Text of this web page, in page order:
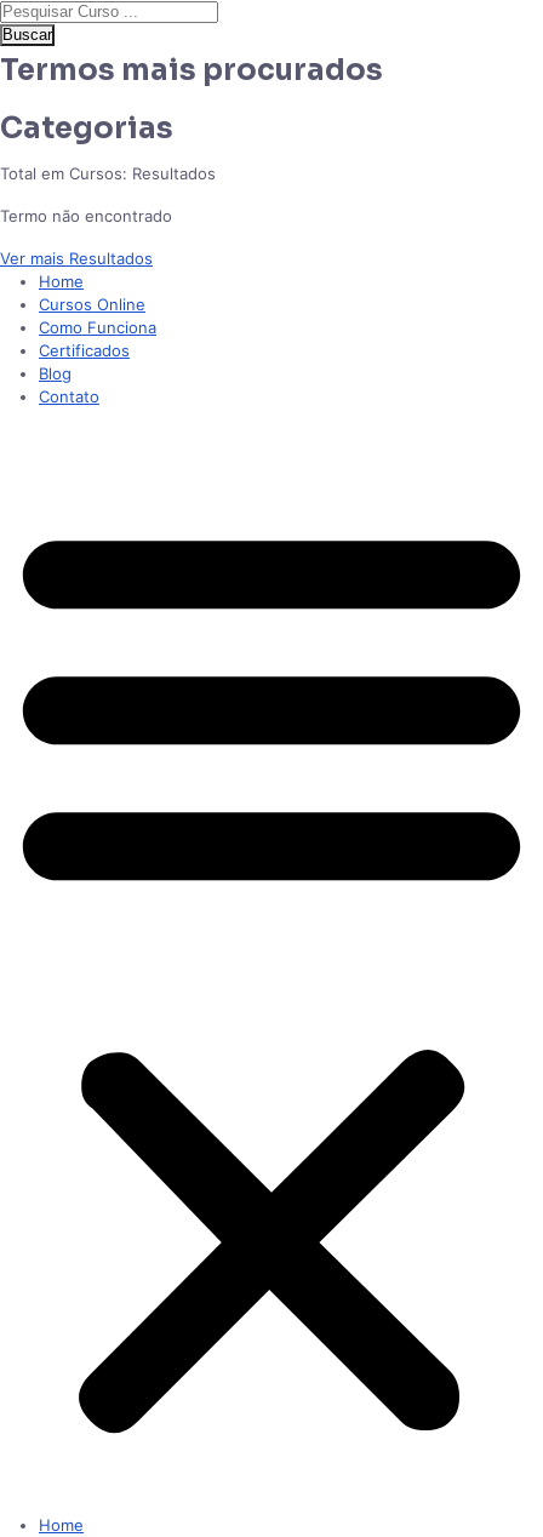
Buscar
Termos mais procurados
Categorias
Total em Cursos: Resultados
Termo não encontrado
Ver mais Resultados
Home
Cursos Online
Como Funciona
Certificados
Blog
Contato
Home